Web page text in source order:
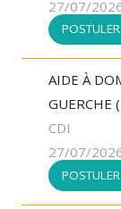
27/07/
POSTULER
AIDE À
GUERCHE
CDI
27/07/
POSTULER